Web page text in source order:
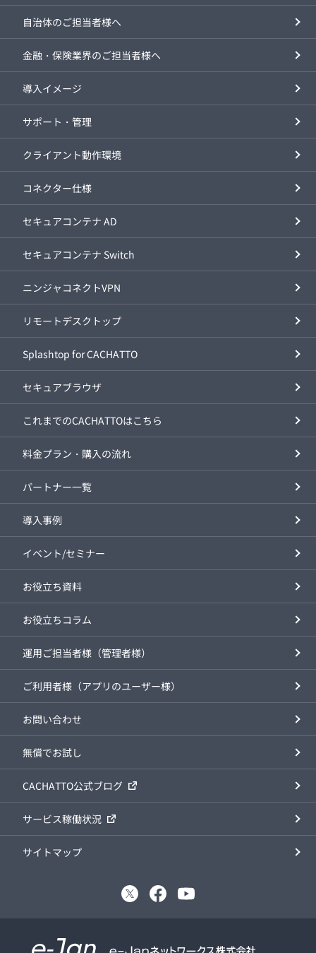
自治体のご担当者様へ
金融・保険業界のご担当者様へ
導入イメージ
サポート・管理
クライアント動作環境
コネクター仕様
セキュアコンテナ AD
セキュアコンテナ Switch
ニンジャコネクトVPN
リモートデスクトップ
Splashtop for CACHATTO
セキュアブラウザ
これまでのCACHATTOはこちら
料金プラン・購入の流れ
パートナー一覧
導入事例
イベント/セミナー
お役立ち資料
お役立ちコラム
運用ご担当者様（管理者様）
ご利用者様（アプリのユーザー様）
お問い合わせ
無償でお試し
CACHATTO公式ブログ
サービス稼働状況
サイトマップ